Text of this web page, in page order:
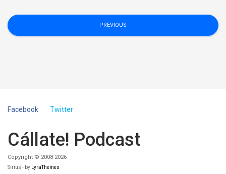
Navegación
de
PREVIOUS
Facebook Twitter
Cállate! Podcast
Copyright © 2008-2026
Sirius - by LyraThemes